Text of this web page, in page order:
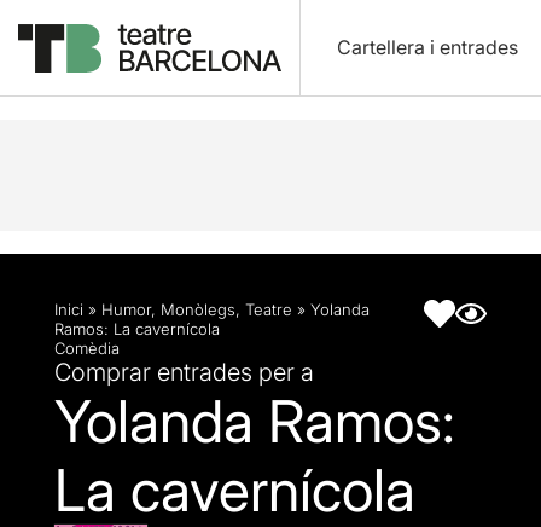
Cartellera i entrades
Descripció Fitxa artística
Inici » Humor, Monòlegs, Teatre » Yolanda
Ramos: La cavernícola
Comèdia
Comprar entrades per a
Yolanda Ramos:
La cavernícola